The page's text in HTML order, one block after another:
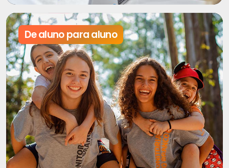
De aluno para aluno